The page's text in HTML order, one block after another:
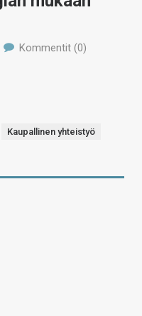
Kommentit (0)
Kaupallinen yhteistyö